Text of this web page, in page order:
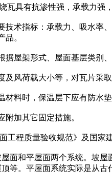
瓦具有抗渗性强，承载力强
技术指标：承载力、吸水率
品。
据屋架形式、屋面基层类别
及风荷载大小等，对瓦片采
材料时，保温层下应有防水
附加其它固定措施。
工程质量验收规范》及国
面和平屋面两个系统。坡
等。平屋面系统实际是从